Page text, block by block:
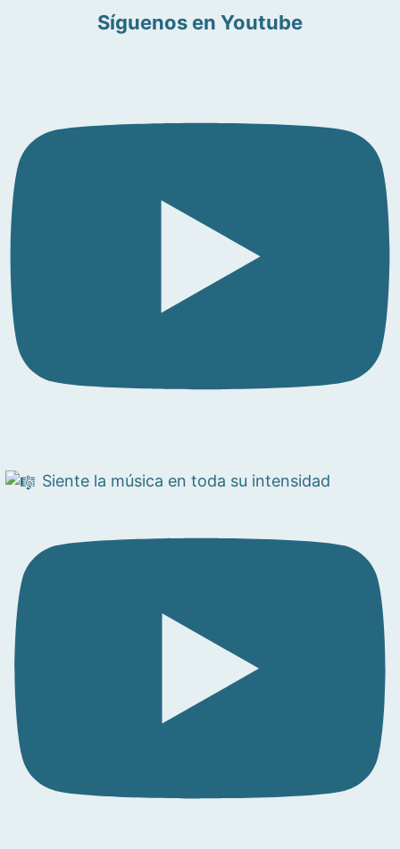
Síguenos en Youtube
Siente la música en toda su intensidad